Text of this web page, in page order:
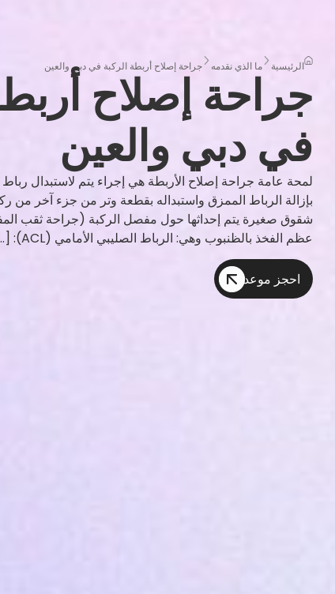
الرئيسية ما الذي نقدمه جراحة إصلاح أربطة الركبة في دبي والعين
جراحة إصلاح
في دبي والعين
لمحة عامة جراحة إصلاح الأربطة هي إجراء يتم لاستبدال
بإزالة الرباط الممزق واستبداله بقطعة وتر من جزء آخر من
شقوق صغيرة يتم إحداثها حول مفصل الركبة (جراحة ثقب
عظم الفخذ بالظنبوب وهي: الرباط الصليبي الأمامي (ACL): […]
احجز موعد